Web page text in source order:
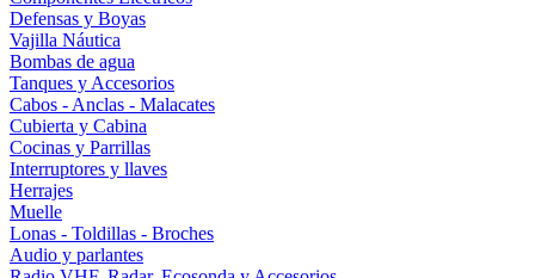
Defensas y Boyas
Vajilla Náutica
Bombas de agua
Tanques y Accesorios
Cabos - Anclas - Malacates
Cubierta y Cabina
Cocinas y Parrillas
Interruptores y llaves
Herrajes
Muelle
Lonas - Toldillas - Broches
Audio y parlantes